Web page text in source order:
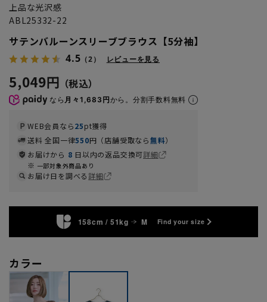
上品な光沢感
ABL25332-22
サテンバルーンスリーブブラウス【5分袖】
4.5 （2） レビューを見る
5,049円
なら 月々1,683円から。分割手数料無料
WEB会員なら25pt獲得
送料 全国一律550円（店舗受取なら無料）
お届けから 8 日以内の返品交換可詳細
一部対象外商品あり
お届け日を調べる詳細
158cm / 51kg M Find your size
カラー